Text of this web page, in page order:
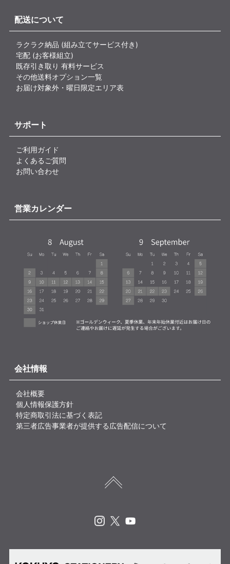
配送について
ラクラク納品 (組み立てサービス付き)
宅配 (お客様組立)
既存引き取り 有料サービス
その他送料オプション一覧
お届け対象外・曜日限定エリア表
サポート
ご利用ガイド
よくあるご質問
お問い合わせ
営業カレンダー
会社情報
会社概要
個人情報保護方針
特定商取引法に基づく表記
第三者広告事業者が提供する広告配信について